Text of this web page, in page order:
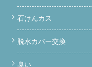
石けんカス
脱水カバー交換
臭い